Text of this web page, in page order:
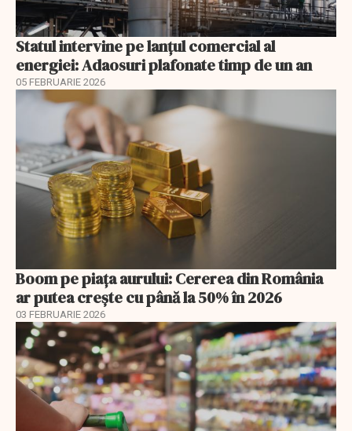
Statul intervine pe lanțul comercial al
energiei: Adaosuri plafonate timp de un an
05 FEBRUARIE 2026
Boom pe piața aurului: Cererea din România
ar putea crește cu până la 50% în 2026
03 FEBRUARIE 2026